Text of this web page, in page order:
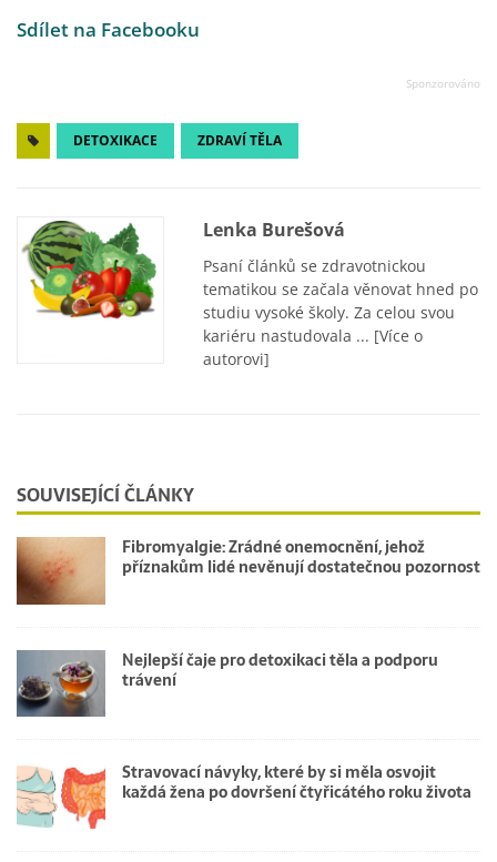
Sdílet na Facebooku
DETOXIKACE ZDRAVÍ TĚLA
Lenka Burešová
Psaní článků se zdravotnickou
tematikou se začala věnovat hned po
studiu vysoké školy. Za celou svou
kariéru nastudovala ... [Více o
autorovi]
SOUVISEJÍCÍ ČLÁNKY
Fibromyalgie: Zrádné onemocnění, jehož
příznakům lidé nevěnují dostatečnou pozornost
Nejlepší čaje pro detoxikaci těla a podporu
trávení
Stravovací návyky, které by si měla osvojit
každá žena po dovršení čtyřicátého roku života